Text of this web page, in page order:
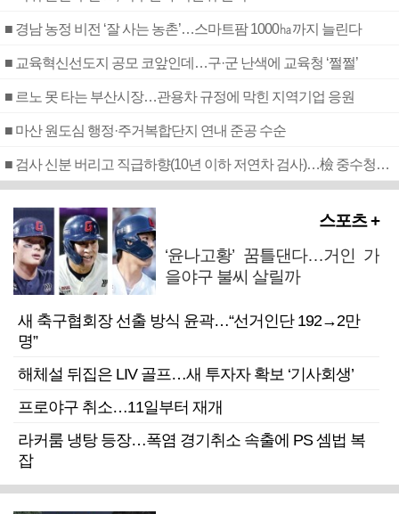
■ 경남 농정 비전 ‘잘 사는 농촌’…스마트팜 1000㏊까지 늘린다
■ 교육혁신선도지 공모 코앞인데…구·군 난색에 교육청 ‘쩔쩔’
■ 르노 못 타는 부산시장…관용차 규정에 막힌 지역기업 응원
■ 마산 원도심 행정·주거복합단지 연내 준공 수순
■ 검사 신분 버리고 직급하향(10년 이하 저연차 검사)…檢 중수청행 기피
스포츠 +
‘윤나고황’ 꿈틀댄다…거인 가
을야구 불씨 살릴까
새 축구협회장 선출 방식 윤곽…“선거인단 192→2만
명”
해체설 뒤집은 LIV 골프…새 투자자 확보 ‘기사회생’
프로야구 취소…11일부터 재개
라커룸 냉탕 등장…폭염 경기취소 속출에 PS 셈법 복
잡